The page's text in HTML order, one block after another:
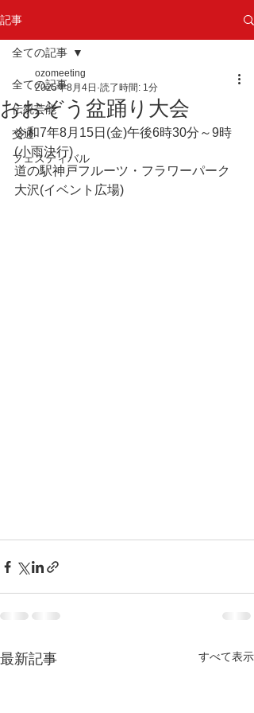
記事
全ての記事
伝統芸能
交通
フェスティバル
全ての記事
おおぞう盆踊り大会
ozomeeting
2025年8月4日 読了時間: 1分
令和7年8月15日(金)午後6時30分～9時
(小雨決行)
道の駅神戸フルーツ・フラワーパーク
大沢(イベント広場)
最新記事 すべて表示